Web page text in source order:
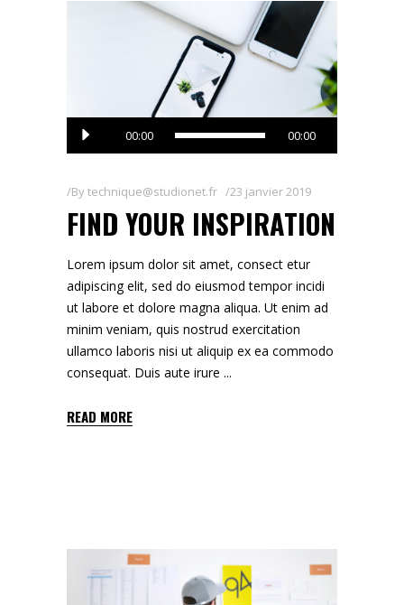
Lecteur
00:00 00:00
Bytechnique@studionet.fr 23 janvier 2019
FIND YOUR INSPIRATION
Lorem ipsum dolor sit amet, consect etur
adipiscing elit, sed do eiusmod tempor incidi
ut labore et dolore magna aliqua. Ut enim ad
minim veniam, quis nostrud exercitation
ullamco laboris nisi ut aliquip ex ea commodo
consequat. Duis aute irure
READ MORE